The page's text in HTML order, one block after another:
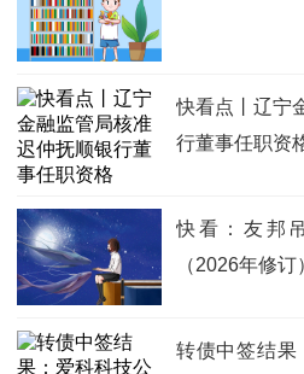
快看点丨辽宁
行董事任职资
快看：友邦
（2026年修订
转债中签结果